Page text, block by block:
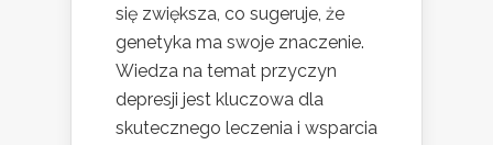
się zwiększa, co sugeruje, że
genetyka ma swoje znaczenie.
Wiedza na temat przyczyn
depresji jest kluczowa dla
skutecznego leczenia i wsparcia